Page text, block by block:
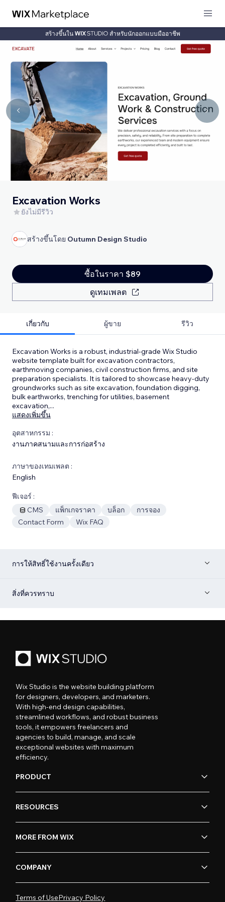
สร้างขึ้นใน สำหรับนักออกแบบมืออาชีพ
Excavation Works
ยังไม่มีรีวิว
สร้างขึ้นโดย Outumn Design Studio
ซื้อในราคา $89
ดูเทมเพลต
เกี่ยวกับ ผู้ขาย รีวิว
Excavation Works is a robust, industrial-grade Wix Studio
website template built for excavation contractors,
earthmoving companies, civil construction firms, and site
preparation specialists. It is tailored to showcase heavy-duty
groundworks such as site excavation, foundation digging,
bulk earthworks, trenching for utilities, basement
excavation,...
แสดงเพิ่มขึ้น
อุตสาหกรรม :
งานภาคสนามและการก่อสร้าง
ภาษาของเทมเพลต :
English
ฟีเจอร์ :
CMS
แพ็กเกจราคา บล็อก
การจอง
Contact Form
Wix FAQ
การให้สิทธิ์ใช้งานครั้งเดียว
สิ่งที่ควรทราบ
Wix Studio is the website building platform
for designers, developers, and marketers.
With high-end design capabilities,
streamlined workflows, and robust business
tools, it empowers freelancers and
agencies to build, manage, and scale
exceptional websites with maximum
efficiency.
PRODUCT
RESOURCES
MORE FROM WIX
COMPANY
Terms of UsePrivacy Policy